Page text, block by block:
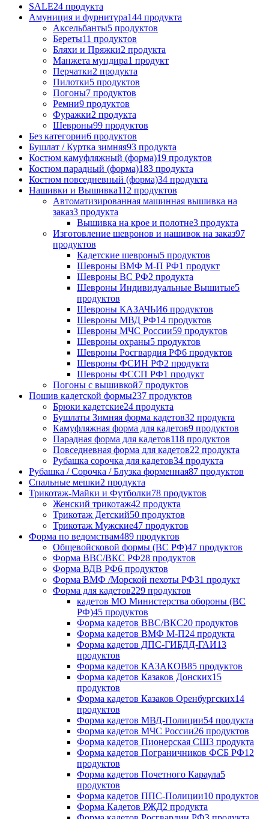
SALE24 продукта
Амуниция и фурнитура144 продукта
Аксельбанты5 продуктов
Береты11 продуктов
Бляхи и Пряжки2 продукта
Манжета мундира1 продукт
Перчатки2 продукта
Пилотки5 продуктов
Погоны7 продуктов
Ремни9 продуктов
Фуражки2 продукта
Шевроны99 продуктов
Без категории6 продуктов
Бушлат / Куртка зимняя93 продукта
Костюм камуфляжный (форма)19 продуктов
Костюм парадный (форма)183 продукта
Костюм повседневный (форма)34 продукта
Нашивки и Вышивка112 продуктов
Автоматизированная машинная вышивка на
заказ3 продукта
Вышивка на крое и полотне3 продукта
Изготовление шевронов и нашивок на заказ97
продуктов
Кадетские шевроны5 продуктов
Шевроны ВМФ М-П РФ1 продукт
Шевроны ВС РФ2 продукта
Шевроны Индивидуальные Вышитые5
продуктов
Шевроны КАЗАЧЬИ6 продуктов
Шевроны МВД РФ14 продуктов
Шевроны МЧС России59 продуктов
Шевроны охраны5 продуктов
Шевроны Росгвардия РФ6 продуктов
Шевроны ФСИН РФ2 продукта
Шевроны ФССП РФ1 продукт
Погоны с вышивкой7 продуктов
Пошив кадетской формы237 продуктов
Брюки кадетские24 продукта
Бушлаты Зимняя форма кадетов32 продукта
Камуфляжная форма для кадетов9 продуктов
Парадная форма для кадетов118 продуктов
Повседневная форма для кадетов22 продукта
Рубашка сорочка для кадетов34 продукта
Рубашка / Сорочка / Блузка форменная87 продуктов
Спальные мешки2 продукта
Трикотаж-Майки и Футболки78 продуктов
Женский трикотаж42 продукта
Трикотаж Детский50 продуктов
Трикотаж Мужские47 продуктов
Форма по ведомствам489 продуктов
Общевойсковой формы (ВС РФ)47 продуктов
Форма ВВС/ВКС РФ28 продуктов
Форма ВДВ РФ6 продуктов
Форма ВМФ /Морской пехоты РФ31 продукт
Форма для кадетов229 продуктов
кадетов МО Министерства обороны (ВС
РФ)45 продуктов
Форма кадетов ВВС/ВКС20 продуктов
Форма кадетов ВМФ М-П24 продукта
Форма кадетов ДПС-ГИБДД-ГАИ13
продуктов
Форма кадетов КАЗАКОВ85 продуктов
Форма кадетов Казаков Донских15
продуктов
Форма кадетов Казаков Оренбургских14
продуктов
Форма кадетов МВД-Полиции54 продукта
Форма кадетов МЧС России26 продуктов
Форма кадетов Пионерская СШ3 продукта
Форма кадетов Пограничников ФСБ РФ12
продуктов
Форма кадетов Почетного Караула5
продуктов
Форма кадетов ППС-Полиции10 продуктов
Форма Кадетов РЖД2 продукта